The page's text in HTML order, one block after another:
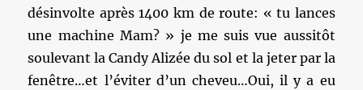
désinvolte après 1400 km de route: « tu lances
une machine Mam? » je me suis vue aussitôt
soulevant la Candy Alizée du sol et la jeter par la
fenêtre…et l’éviter d’un cheveu…Oui, il y a eu